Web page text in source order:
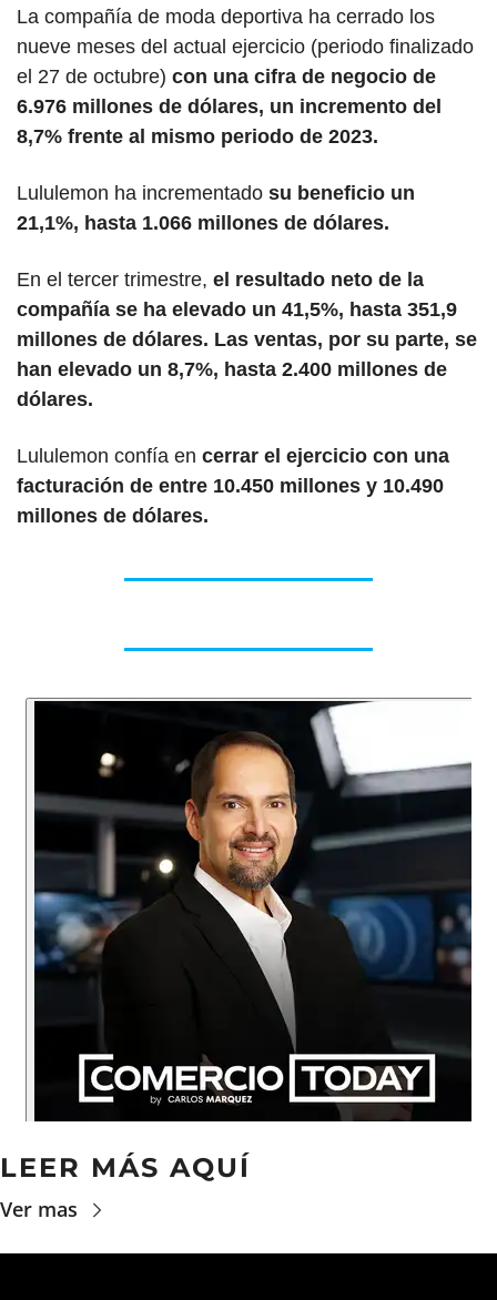
La compañía de moda deportiva ha cerrado los
nueve meses del actual ejercicio (periodo finalizado
el 27 de octubre) con una cifra de negocio de
6.976 millones de dólares, un incremento del
8,7% frente al mismo periodo de 2023.
Lululemon ha incrementado su beneficio un
21,1%, hasta 1.066 millones de dólares.
En el tercer trimestre, el resultado neto de la
compañía se ha elevado un 41,5%, hasta 351,9
millones de dólares. Las ventas, por su parte, se
han elevado un 8,7%, hasta 2.400 millones de
dólares.
Lululemon confía en cerrar el ejercicio con una
facturación de entre 10.450 millones y 10.490
millones de dólares.
LEER MÁS AQUÍ
Ver mas